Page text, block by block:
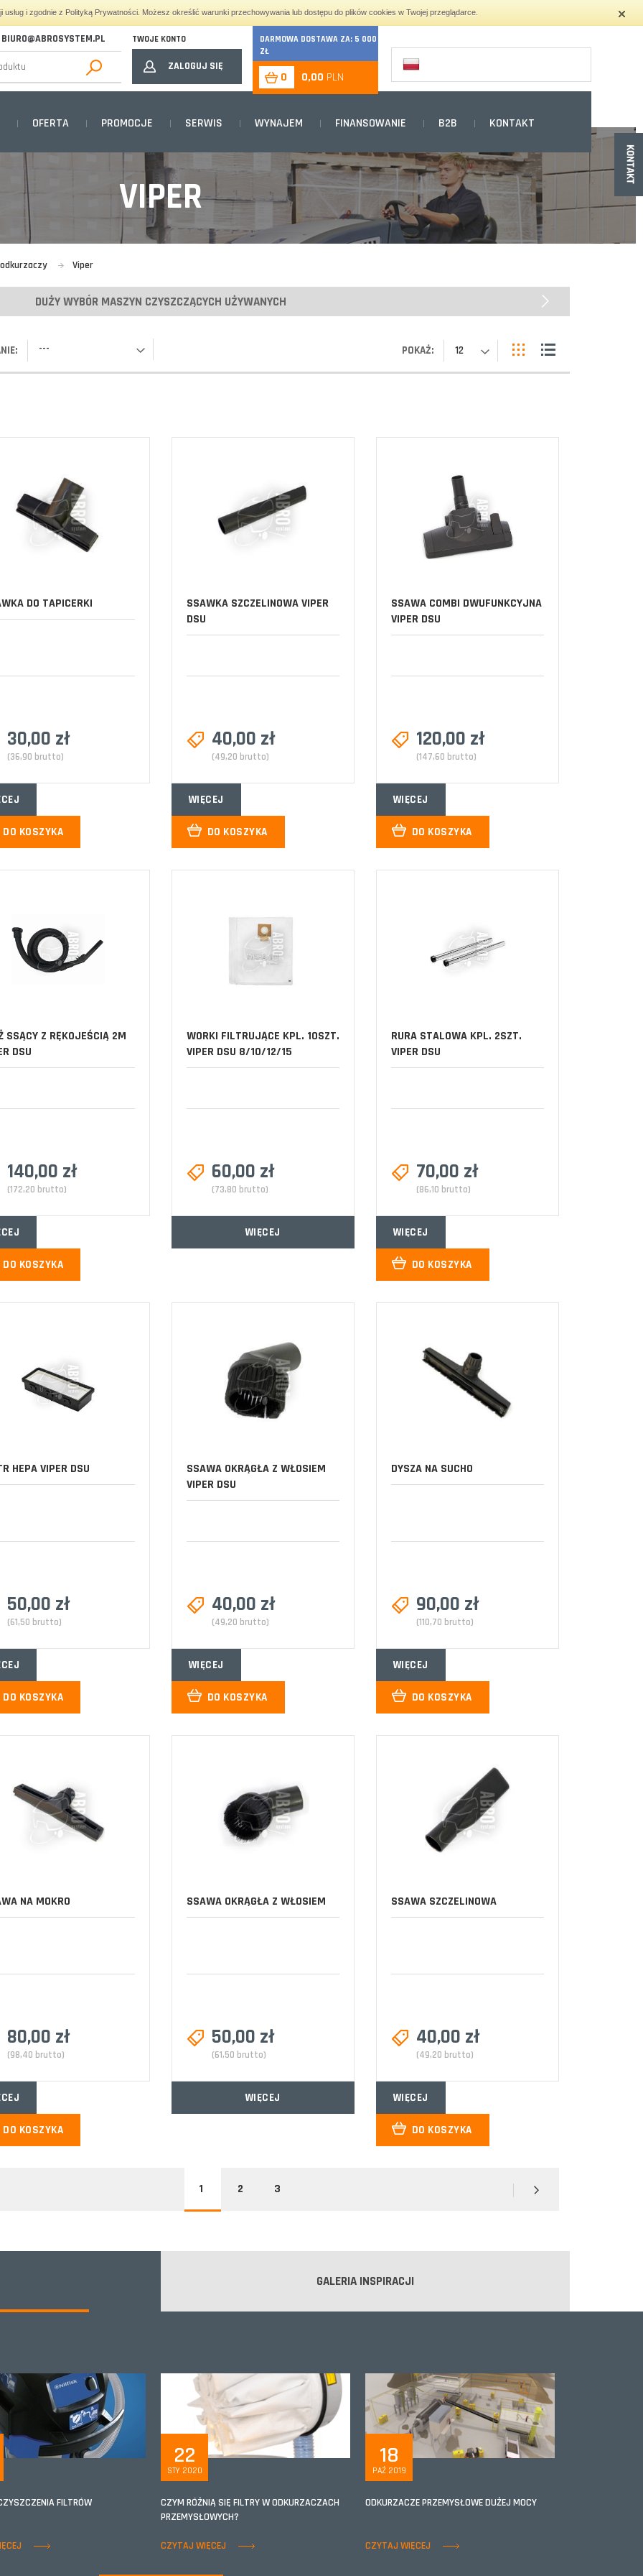
i zgodnie z Polityką Prywatności. Możesz określić warunki przechowywania lub dostępu do plików cookies w Twojej przeglądarce.
BIURO@ABROSYSTEM.PL TWOJE KONTO
ZALOGUJ SIĘ
DARMOWA DOSTAWA ZA: 5 000
ZŁ
0 0,00 PLN
OFERTA PROMOCJE SERWIS WYNAJEM FINANSOWANIE B2B KONTAKT
VIPER
Viper
DUŻY WYBÓR MASZYN CZYSZCZĄCYCH UŻYWANYCH
--- POKAŻ: 12
DO TAPICERKI
30,00 zł
(36,90 brutto)
DO KOSZYKA
SSAWKA SZCZELINOWA VIPER
DSU
40,00 zł
(49,20 brutto)
WIĘCEJ
DO KOSZYKA
SSAWA COMBI DWUFUNKCYJNA
VIPER DSU
120,00 zł
(147,60 brutto)
WIĘCEJ
DO KOSZYKA
SSĄCY Z RĘKOJEŚCIĄ 2M
DSU
140,00 zł
(172,20 brutto)
DO KOSZYKA
WORKI FILTRUJĄCE KPL. 10SZT.
VIPER DSU 8/10/12/15
60,00 zł
(73,80 brutto)
WIĘCEJ
RURA STALOWA KPL. 2SZT.
VIPER DSU
70,00 zł
(86,10 brutto)
WIĘCEJ
DO KOSZYKA
HEPA VIPER DSU
50,00 zł
(61,50 brutto)
DO KOSZYKA
SSAWA OKRĄGŁA Z WŁOSIEM
VIPER DSU
40,00 zł
(49,20 brutto)
WIĘCEJ
DO KOSZYKA
DYSZA NA SUCHO
90,00 zł
(110,70 brutto)
WIĘCEJ
DO KOSZYKA
NA MOKRO
80,00 zł
(98,40 brutto)
DO KOSZYKA
SSAWA OKRĄGŁA Z WŁOSIEM
50,00 zł
(61,50 brutto)
WIĘCEJ
SSAWA SZCZELINOWA
40,00 zł
(49,20 brutto)
WIĘCEJ
DO KOSZYKA
1 2 3
GALERIA INSPIRACJI
FILTRÓW
22
STY 2020
CZYM RÓŻNIĄ SIĘ FILTRY W ODKURZACZACH
PRZEMYSŁOWYCH?
CZYTAJ WIĘCEJ
18
PAŹ 2019
ODKURZACZE PRZEMYSŁOWE DUŻEJ MOCY
CZYTAJ WIĘCEJ